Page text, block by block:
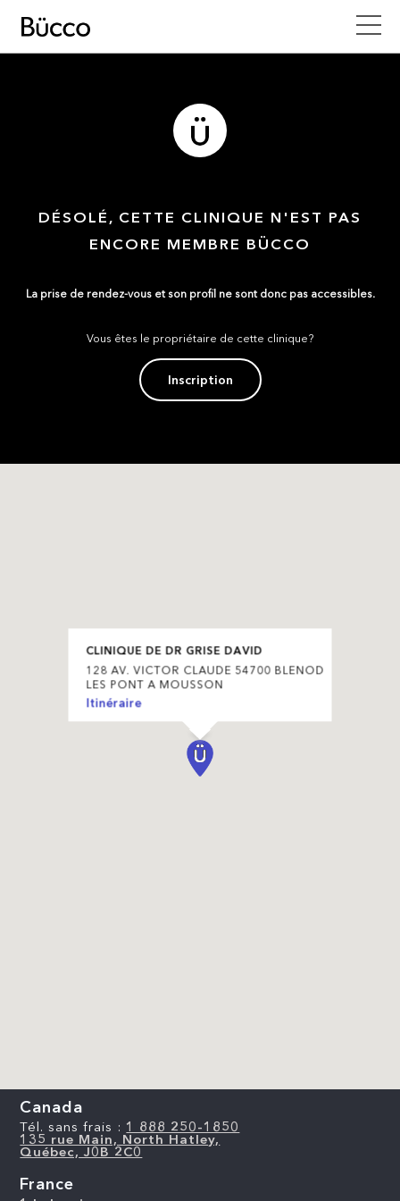
DÉSOLÉ, CETTE CLINIQUE N'EST PAS
ENCORE MEMBRE BÜCCO
La prise de rendez-vous et son profil ne sont donc pas accessibles.
Vous êtes le propriétaire de cette clinique?
Inscription
CLINIQUE DE DR GRISE DAVID
128 AV. VICTOR CLAUDE 54700 BLENOD
LES PONT A MOUSSON
Itinéraire
Canada
Tél. sans frais : 1 888 250-1850
135 rue Main, North Hatley,
Québec, J0B 2C0
France